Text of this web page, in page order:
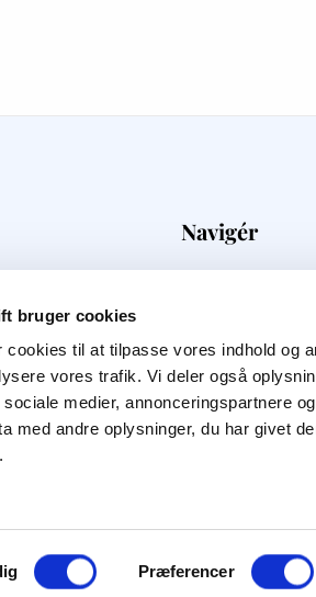
bruger cookies
cookies til at tilpasse vores indhold og
vores trafik. Vi deler også
sociale medier, annonceringspartnere
med andre oplysninger, du har givet
Præferencer
Navigér
Kunder
Blog
Om Os